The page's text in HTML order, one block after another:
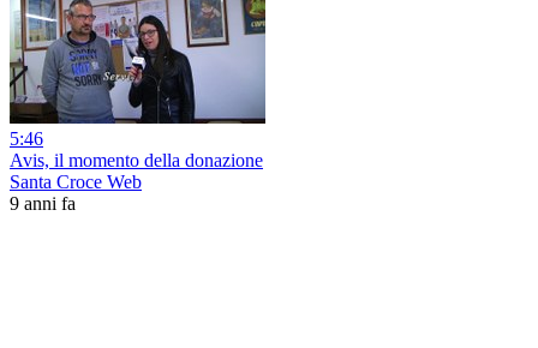
5:46
Avis, il momento della donazione
Santa Croce Web
9 anni fa